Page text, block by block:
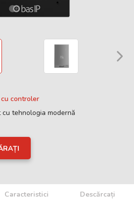
controler
tehnologia modernă
Caracteristici Descărcați